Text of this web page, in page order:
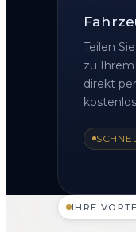
Teilen
zu
direkt
IHRE